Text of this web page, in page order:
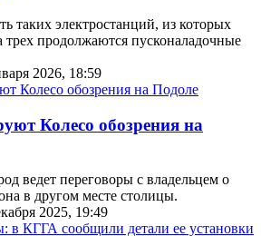
таких электростанций, из которых
трех продолжаются пусконаладочные
2026, 18:59
Колесо обозрения на
ведет переговоры с владельцем о
в другом месте столицы.
2025, 19:49